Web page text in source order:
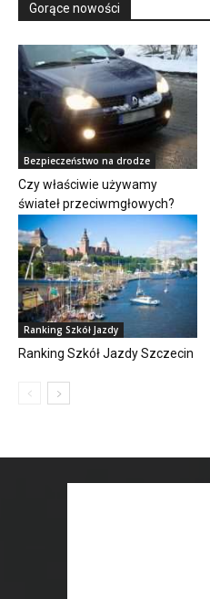
Gorące nowości
Bezpieczeństwo na drodze
Czy właściwie używamy
świateł przeciwmgłowych?
Ranking Szkół Jazdy
Ranking Szkół Jazdy Szczecin